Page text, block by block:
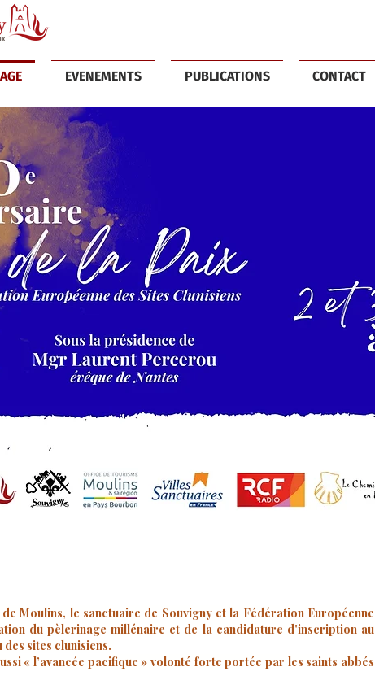
EVENEMENTS PUBLICATIONS CONTACT
Moulins, le sanctuaire de Souvigny et la Fédération Européenne
du pèlerinage millénaire et de la candidature d'inscription au
des sites clunisiens.
« l’avancée pacifique » volonté forte portée par les saints abbés